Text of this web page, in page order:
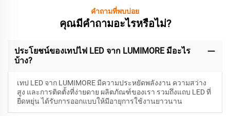
คำถามที่พบบ่อย
คุณมีคำถามอะไรหรือไม่?
ประโยชน์ของเทปไฟ LED จาก LUMIMORE มีอะไร
บ้าง?
เทป LED จาก LUMIMORE มีความประหยัดพลังงาน ความสว่าง
สูง และการติดตั้งที่ง่ายดาย ผลิตภัณฑ์ของเรา รวมถึงแถบ LED ที่
ยืดหยุ่น ได้รับการออกแบบให้มีอายุการใช้งานยาวนาน